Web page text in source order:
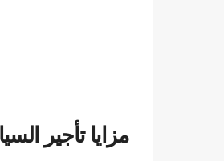
مزايا تأجير